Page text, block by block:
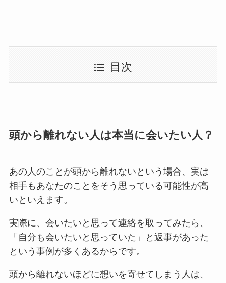
目次
頭から離れない人は本当に会いたい人？
あの人のことが頭から離れないという場合、実は
相手もあなたのことをそう思っている可能性が高
いといえます。
実際に、会いたいと思って連絡を取ってみたら、
「自分も会いたいと思っていた」と返事があった
という事例が多くあるからです。
頭から離れないほどに想いを寄せてしまう人は、